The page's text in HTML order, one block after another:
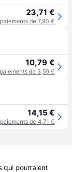
23,71 €
de 7,90 €
10,79 €
de 3,59 €
14,15 €
de 4,71 €
qui pourraient